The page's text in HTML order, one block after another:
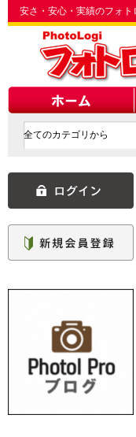
安さ・安心・実績のフォ